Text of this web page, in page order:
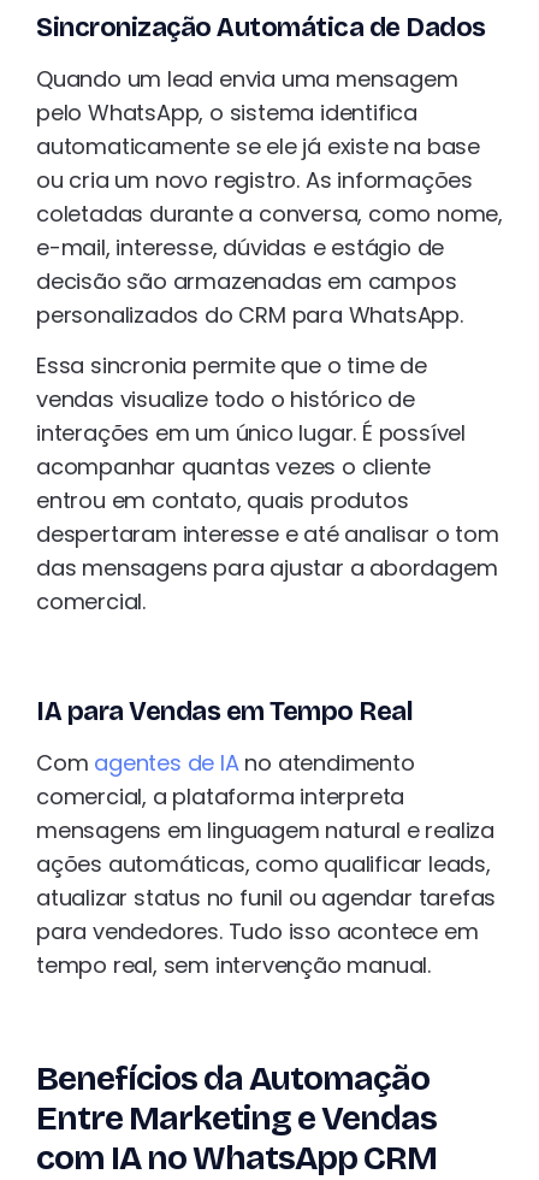
Sincronização Automática de Dados
Quando um lead envia uma mensagem
pelo WhatsApp, o sistema identifica
automaticamente se ele já existe na base
ou cria um novo registro. As informações
coletadas durante a conversa, como nome,
e-mail, interesse, dúvidas e estágio de
decisão são armazenadas em campos
personalizados do CRM para WhatsApp.
Essa sincronia permite que o time de
vendas visualize todo o histórico de
interações em um único lugar. É possível
acompanhar quantas vezes o cliente
entrou em contato, quais produtos
despertaram interesse e até analisar o tom
das mensagens para ajustar a abordagem
comercial.
IA para Vendas em Tempo Real
Com agentes de IAno atendimento
comercial, a plataforma interpreta
mensagens em linguagem natural e realiza
ações automáticas, como qualificar leads,
atualizar status no funil ou agendar tarefas
para vendedores. Tudo isso acontece em
tempo real, sem intervenção manual.
Benefícios da Automação
Entre Marketing e Vendas
com IA no WhatsApp CRM